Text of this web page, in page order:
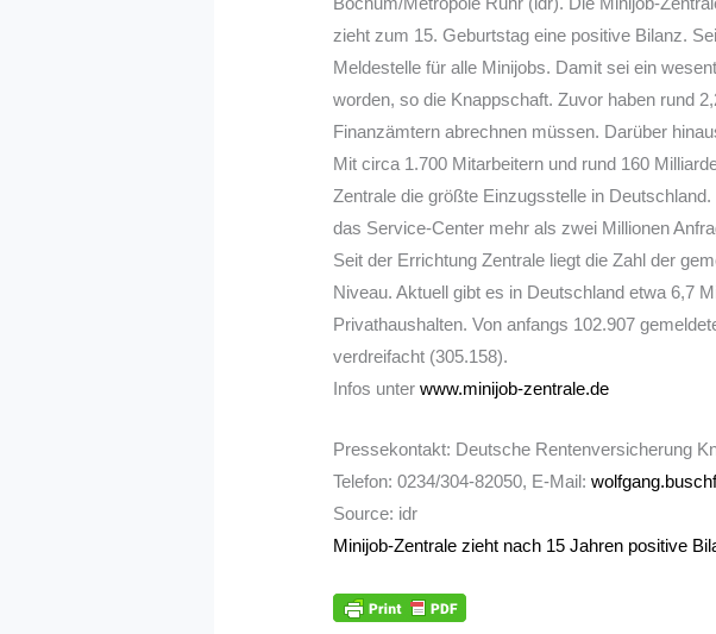
zieht zum 15. Geburtstag eine positive Bilanz.
Meldestelle für alle Minijobs. Damit sei ein
worden, so die Knappschaft. Zuvor haben rund
Finanzämtern abrechnen müssen. Darüber
Mit circa 1.700 Mitarbeitern und rund 160
Zentrale die größte Einzugsstelle in
das Service-Center mehr als zwei Millionen
Seit der Errichtung Zentrale liegt die Zahl der
Niveau. Aktuell gibt es in Deutschland etwa 6,7
Privathaushalten. Von anfangs 102.907
verdreifacht (305.158).
Infos unterwww.minijob-zentrale.de
Pressekontakt: Deutsche Rentenversicherung
Telefon: 0234/304-82050, E-Mail:
Source: idr
Minijob-Zentrale zieht nach 15 Jahren positive